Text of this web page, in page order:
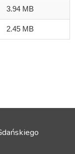
3.94 MB
2.45 MB